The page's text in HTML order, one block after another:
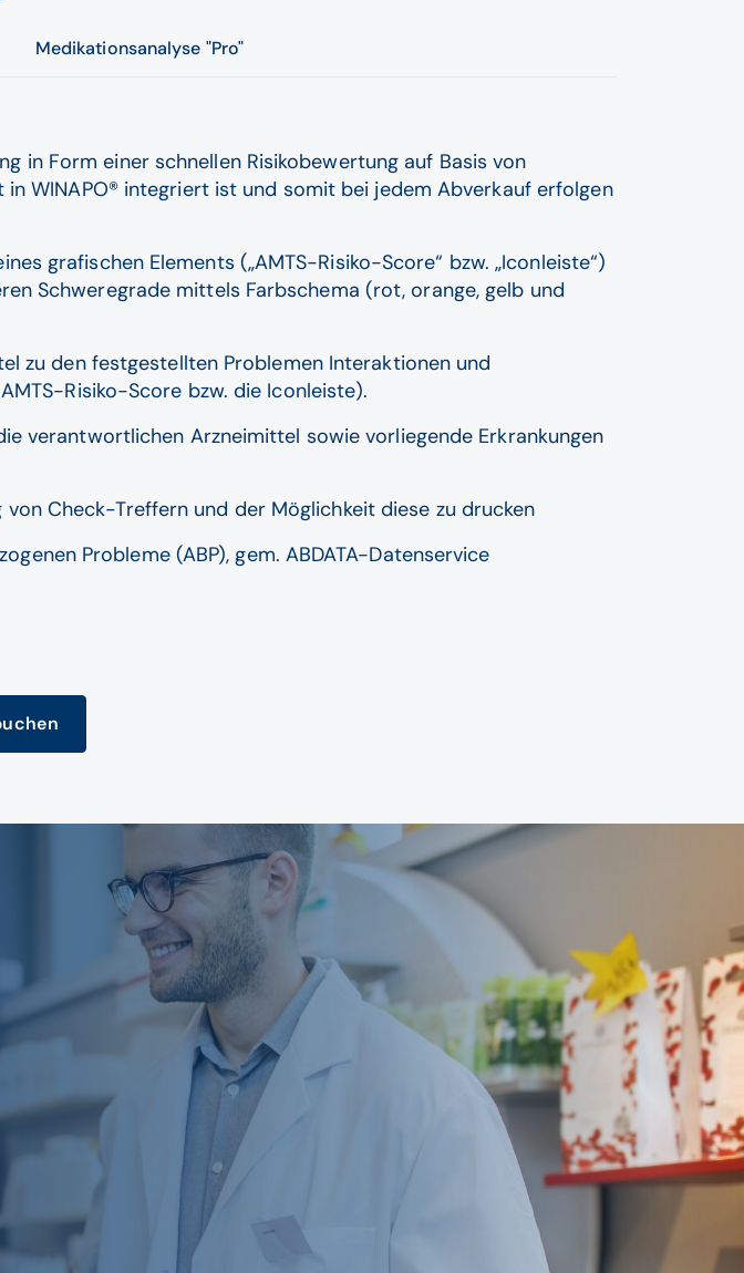
Medikationsanalyse "Pro"
in Form einer schnellen Risikobewertung auf Basis von
WINAPO® integriert ist und somit bei jedem Abverkauf erfolgen
grafischen Elements („AMTS-Risiko-Score“ bzw. „Iconleiste“)
Schweregrade mittels Farbschema (rot, orange, gelb und
zu den festgestellten Problemen Interaktionen und
Risiko-Score bzw. die Iconleiste).
verantwortlichen Arzneimittel sowie vorliegende Erkrankungen
Check-Treffern und der Möglichkeit diese zu drucken
Probleme (ABP), gem. ABDATA-Datenservice